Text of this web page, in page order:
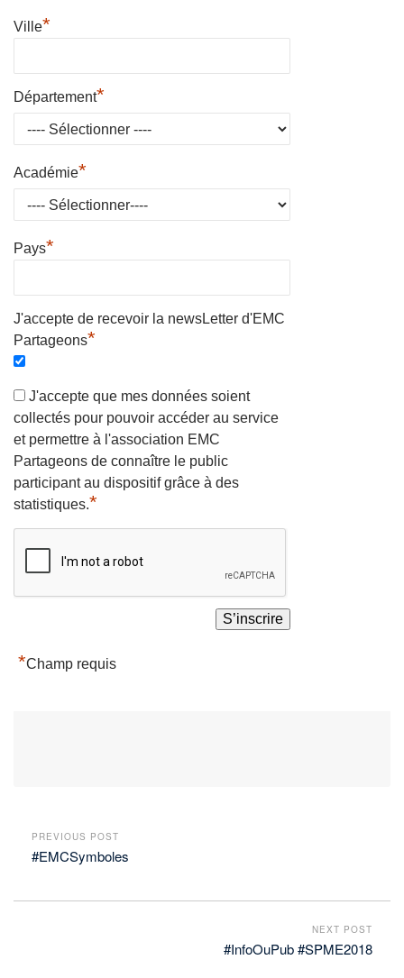
Ville*
Département*
Académie*
Pays*
J'accepte de recevoir la newsLetter d'EMC
Partageons*
J'accepte que mes données soient
collectés pour pouvoir accéder au service
et permettre à l'association EMC
Partageons de connaître le public
participant au dispositif grâce à des
statistiques.*
*Champ requis
PREVIOUS POST
#EMCSymboles
NEXT POST
#InfoOuPub #SPME2018